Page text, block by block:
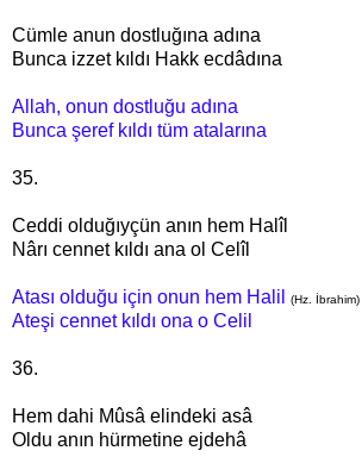
Cümle anun dostluğına adına
Bunca izzet kıldı Hakk ecdâdına
Allah, onun dostluğu adına
Bunca şeref kıldı tüm atalarına
35.
Ceddi olduğıyçün anın hem Halîl
Nârı cennet kıldı ana ol Celîl
Atası olduğu için onun hem Halil (Hz. İbrahim)
Ateşi cennet kıldı ona o Celil
36.
Hem dahi Mûsâ elindeki asâ
Oldu anın hürmetine ejdehâ